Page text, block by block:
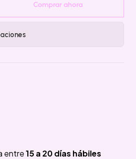
Comprar ahora
entre15 a 20 días hábiles